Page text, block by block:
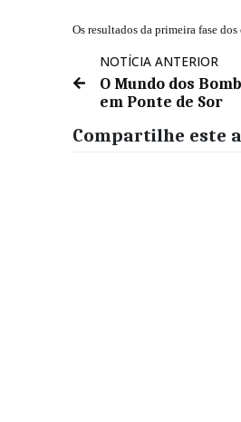
Os resultados da primeira fase
NOTÍCIA ANTERIOR
O Mundo dos
em Ponte de Sor
Compartilhe este